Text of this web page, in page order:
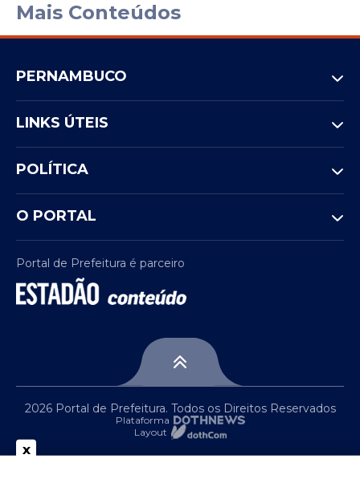
Mais Conteúdos
PERNAMBUCO
LINKS ÚTEIS
POLÍTICA
O PORTAL
Portal de Prefeitura é parceiro
2026 Portal de Prefeitura. Todos os Direitos Reservados
Plataforma
Layout
x